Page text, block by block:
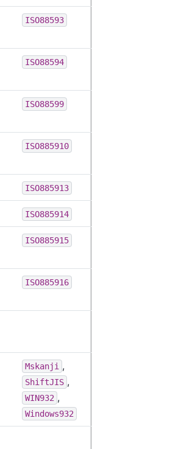
ISO88593
ISO88594
ISO88599
ISO885910
ISO885913
ISO885914
ISO885915
ISO885916
Mskanji ,
ShiftJIS ,
WIN932 ,
Windows932